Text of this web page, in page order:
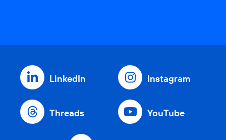
LinkedIn Instagram
Threads YouTube